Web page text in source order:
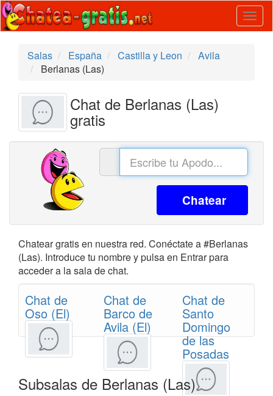
Salas
España Castilla y Leon
Avila
Berlanas (Las)
Chat de Berlanas (Las)
gratis
Chatear
Chatear gratis en nuestra red. Conéctate a #Berlanas
(Las). Introduce tu nombre y pulsa en Entrar para
acceder a la sala de chat.
Chat de
Oso (El)
Chat de
Barco de
Avila (El)
Chat de
Santo
Domingo
de las
Posadas
Subsalas de Berlanas (Las)